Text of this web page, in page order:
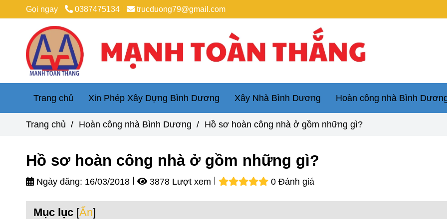
Gọi ngay 0387475134 trucduong79@gmail.com
Trang chủ Xin Phép Xây Dựng Bình Dương Xây Nhà Bình Dương Hoàn công nhà Bình
Trang chủ / Hoàn công nhà Bình Dương / Hồ sơ hoàn công nhà ở gồm những gì?
Hồ sơ hoàn công nhà ở gồm những gì?
Ngày đăng: 16/03/2018 3878 Lượt xem 0 Đánh giá
Mục lục [Ẩn]